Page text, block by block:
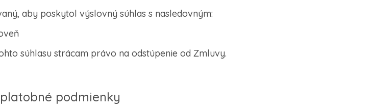
aby poskytol výslovný súhlas s nasledovným:
súhlasu strácam právo na odstúpenie od Zmluvy.
podmienky